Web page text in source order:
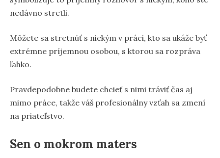
nedávno stretli.
Môžete sa stretnúť s niekým v práci, kto sa ukáže byť
extrémne príjemnou osobou, s ktorou sa rozpráva
ľahko.
Pravdepodobne budete chcieť s nimi tráviť čas aj
mimo práce, takže váš profesionálny vzťah sa zmení
na priateľstvo.
Sen o mokrom maters